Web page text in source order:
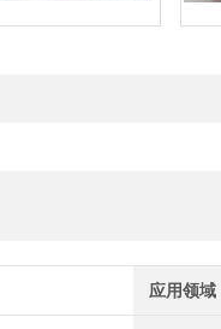
应用领域